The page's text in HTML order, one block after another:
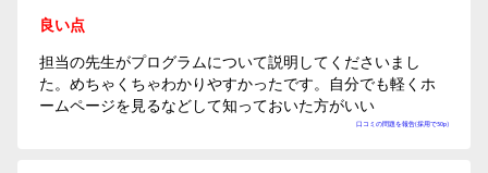
口コミの問題を報告(採用で50p)
良い点
担当の先生がプログラムについて説明してくださいまし
た。めちゃくちゃわかりやすかったです。自分でも軽くホ
ームページを見るなどして知っておいた方がいい